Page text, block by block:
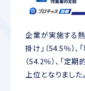
企業が実施する
掛け」（54.5％）、
（54.2％）、「定
上位となりました。